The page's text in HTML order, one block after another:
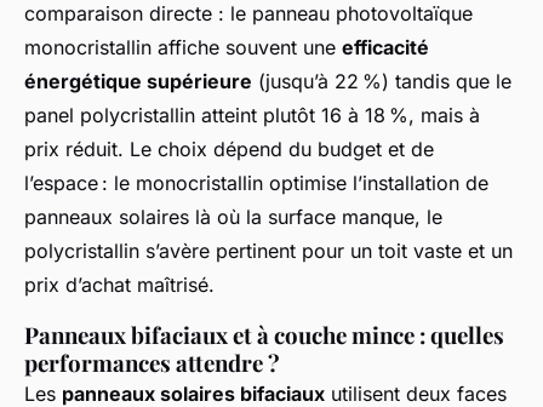
comparaison directe : le panneau photovoltaïque
monocristallin affiche souvent une efficacité
énergétique supérieure (jusqu’à 22 %) tandis que le
panel polycristallin atteint plutôt 16 à 18 %, mais à
prix réduit. Le choix dépend du budget et de
l’espace : le monocristallin optimise l’installation de
panneaux solaires là où la surface manque, le
polycristallin s’avère pertinent pour un toit vaste et un
prix d’achat maîtrisé.
Panneaux bifaciaux et à couche mince : quelles
performances attendre ?
Les panneaux solaires bifaciaux utilisent deux faces